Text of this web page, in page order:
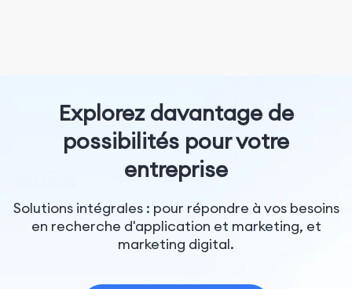
Explorez davantage de
possibilités pour votre
entreprise
Solutions intégrales : pour répondre à vos besoins
en recherche d'application et marketing, et
marketing digital.